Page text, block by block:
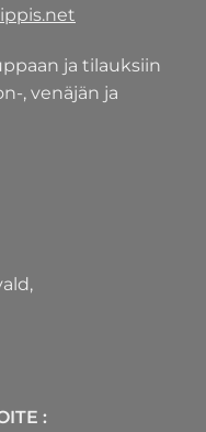
ja tilauksiin
, venäjän ja
: